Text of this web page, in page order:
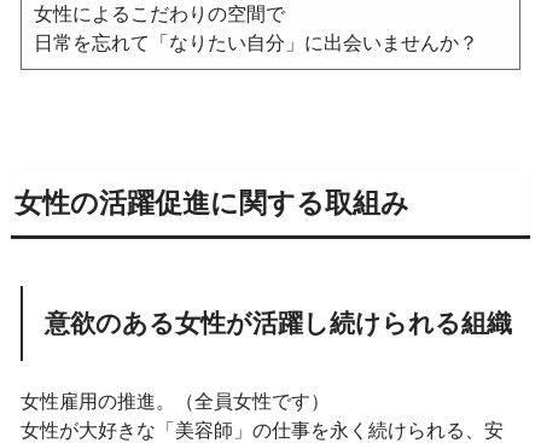
女性によるこだわりの空間で
日常を忘れて「なりたい自分」に出会いませんか？
女性の活躍促進に関する取組み
意欲のある女性が活躍し続けられる組織
女性雇用の推進。（全員女性です）
女性が大好きな「美容師」の仕事を永く続けられる、安